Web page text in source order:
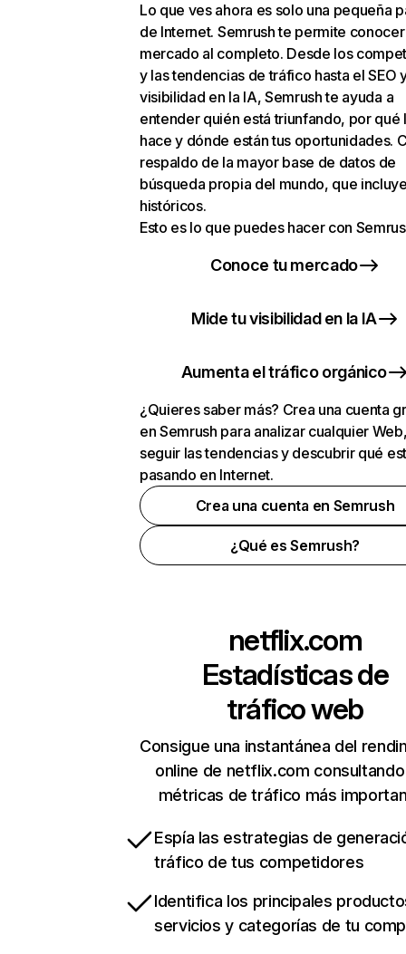
Lo que ves ahora es solo una pequeña
de Internet. Semrush te permite
mercado al completo. Desde los
y las tendencias de tráfico hasta el SEO
visibilidad en la IA, Semrush te ayuda a
entender quién está triunfando, por qué
hace y dónde están tus oportunidades.
respaldo de la mayor base de datos de
búsqueda propia del mundo, que
históricos.
Esto es lo que puedes hacer con
Conoce tu mercado
Mide tu visibilidad en la IA
Aumenta el tráfico orgánico
¿Quieres saber más? Crea una cuenta
en Semrush para analizar cualquier
seguir las tendencias y descubrir qué
pasando en Internet.
Crea una cuenta en Semrush
¿Qué es Semrush?
netflix.com
Estadísticas de
tráfico web
Consigue una instantánea del
online de netflix.com
métricas de tráfico más
Espía las estrategias de
tráfico de tus competidores
Identifica los principales
servicios y categorías de tu